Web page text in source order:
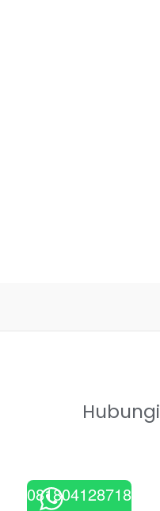
Hubungi
081804128718